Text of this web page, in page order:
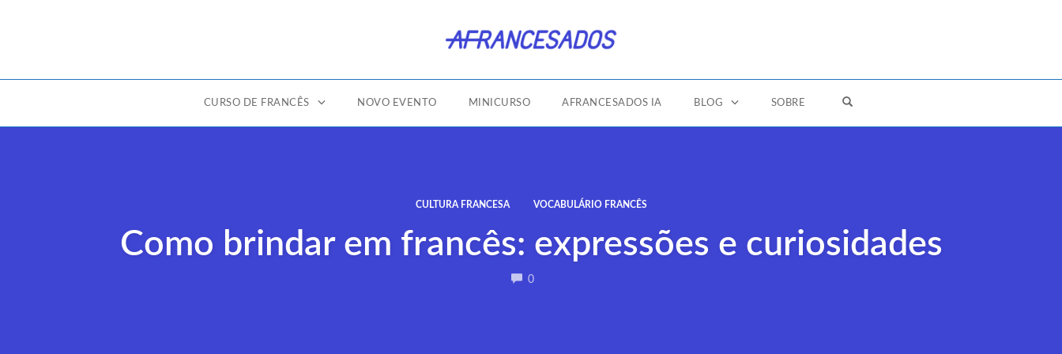
CURSO DE FRANCÊS NOVO EVENTO MINICURSO AFRANCESADOS IA BLOG SOBRE OPEN SEARCH FORM
CULTURA FRANCESA VOCABULÁRIO FRANCÊS
Como brindar em francês: expressões e curiosidades
0COMMENTS